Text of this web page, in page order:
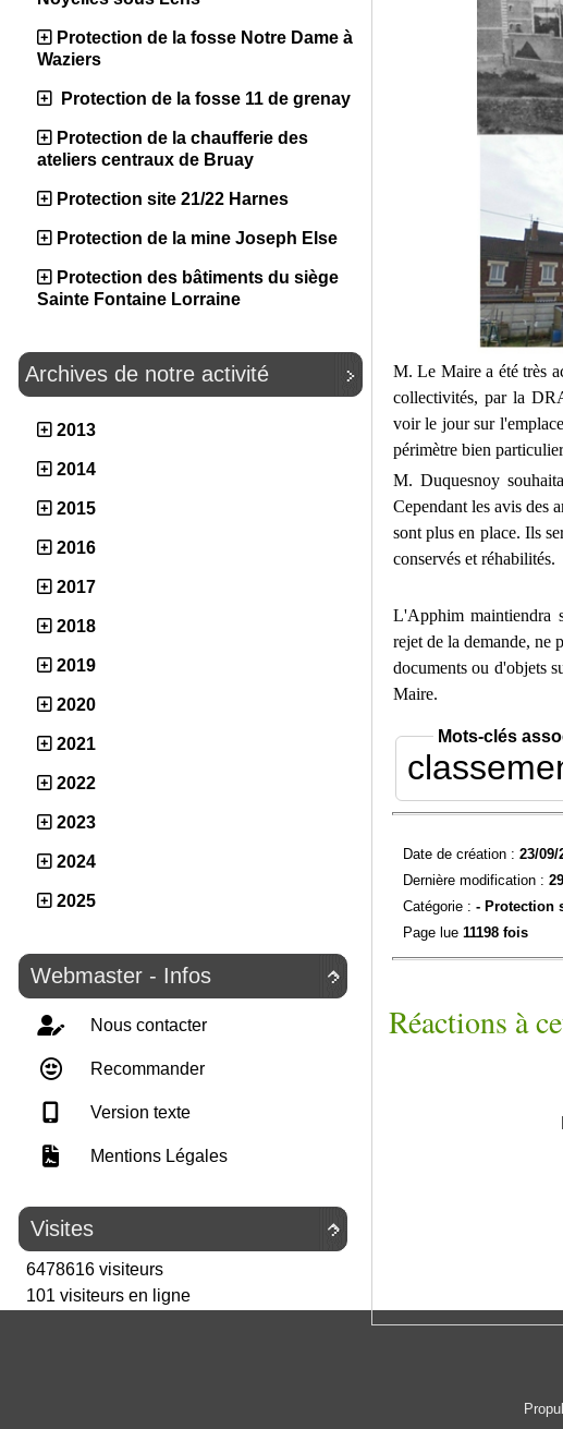
Protection de la fosse Notre Dame à
Waziers
Protection de la fosse 11 de grenay
Protection de la chaufferie des
ateliers centraux de Bruay
Protection site 21/22 Harnes
Protection de la mine Joseph Else
Protection des bâtiments du siège
Sainte Fontaine Lorraine
Archives de notre activité
2013
2014
2015
2016
2017
2018
2019
2020
2021
2022
2023
2024
2025

Webmaster - Infos
Nous contacter
Recommander
Version texte
Mentions Légales

Visites
6478616 visiteurs
101 visiteurs en ligne
M. Le Maire a été très
collectivités, par la
voir le jour sur
périmètre bien
M. Duquesnoy
Cependant les avis des
sont plus en place. Ils
conservés et réhabilités.
L'Apphim maintiendra
rejet de la demande, ne
documents ou d'objets
Maire.
Mots-clés
Date de création : 23/09/
Dernière modification :
Catégorie : - Protection
Page lue 11198 fois
Réactions à